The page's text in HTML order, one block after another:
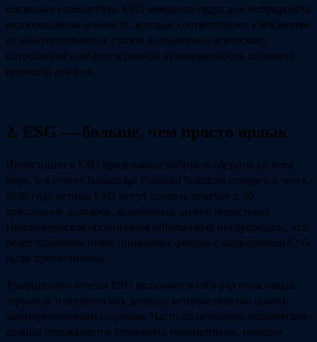
поскольку инициативы ESG компании будут демонстрировать
корпоративные ценности, которые соответствуют убеждениям
ее заинтересованных сторон в отношении этического
потребления и ее долгосрочной приверженности созданию
ценности для них.
2. ESG — больше, чем просто ярлык
Инвестиции в ESG продолжают набирать обороты во всем
мире, и в отчете Broadridge Financial Solutions говорится, что к
2030 году активы ESG могут достичь отметки в 30
триллионов долларов. выманивать деньги инвесторов.
Некоммерческая организация InfluenceMap предупредила, что
более половины инвестиционных фондов с маркировкой ESG
были преувеличены.
Традиционно отчеты ESG включают в себя ряд отраслевых
терминов и технических данных, которые нелегко понять
заинтересованным сторонам. Часто по незнанию технические
данные специалистов становятся непонятными, неверно